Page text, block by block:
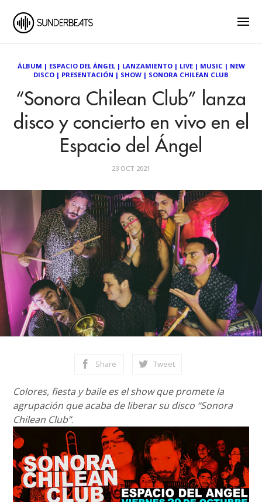
ÁLBUM | ESPACIO DEL ÁNGEL| LANZAMIENTO| LIVE| MUSIC| NEW
DISCO | PRESENTACIÓN | SHOW | SONORA CHILEAN CLUB
“Sonora Chilean Club” lanza
disco y concierto en vivo en el
Espacio del Ángel
23 OCT 2021
Share Tweet
Colores, fiesta y baile es el show que promete la
agrupación que acaba de liberar su disco “Sonora
Chilean Club”.